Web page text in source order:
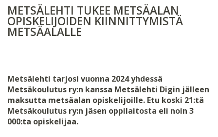
METSÄLEHTI TUKEE METSÄALAN
OPISKELIJOIDEN KIINNITTYMISTÄ
METSÄALALLE
Metsälehti tarjosi vuonna 2024 yhdessä
Metsäkoulutus ry:n kanssa Metsälehti Digin jälleen
maksutta metsäalan opiskelijoille. Etu koski 21:tä
Metsäkoulutus ry:n jäsen oppilaitosta eli noin 3
000:ta opiskelijaa.